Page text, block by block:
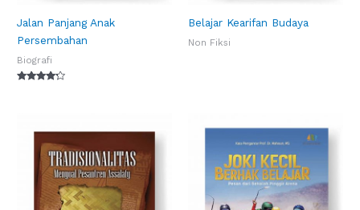
Jalan Panjang Anak
Persembahan
Biografi
Belajar Kearifan Budaya
Non Fiksi